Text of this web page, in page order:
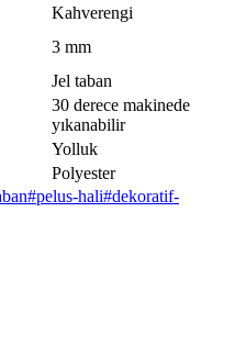
Kahverengi
3 mm
Jel taban
30 derece makinede
yıkanabilir
Yolluk
Polyester
#pelus-hali#dekoratif-